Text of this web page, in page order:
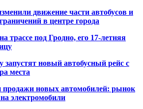
движение части автобусов и
в центре города
трассе под Гродно, его 17-летняя
новый автобусный рейс с
места
продажи новых автомобилей: рынок
электромобили